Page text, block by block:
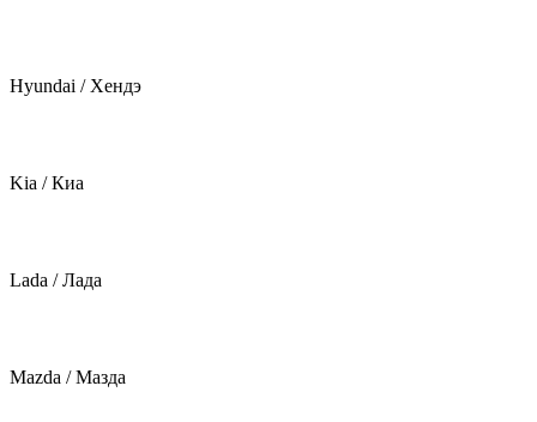
Hyundai / Хендэ
Kia / Киа
Lada / Лада
Mazda / Мазда